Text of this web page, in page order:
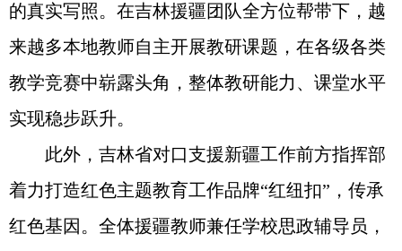
的真实写照。在吉林援疆团队全方位帮带下，越
来越多本地教师自主开展教研课题，在各级各类
教学竞赛中崭露头角，整体教研能力、课堂水平
实现稳步跃升。
此外，吉林省对口支援新疆工作前方指挥部
着力打造红色主题教育工作品牌“红纽扣”，传承
红色基因。全体援疆教师兼任学校思政辅导员，